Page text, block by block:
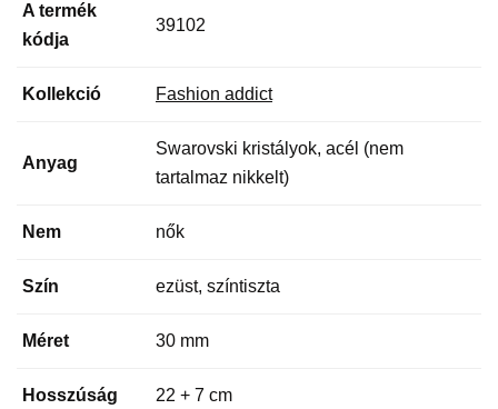
A termék
kódja
39102
Kollekció Fashion addict
Anyag
Swarovski kristályok, acél (nem
tartalmaz nikkelt)
Nem nők
Szín ezüst, színtiszta
Méret 30 mm
Hosszúság 22 + 7 cm